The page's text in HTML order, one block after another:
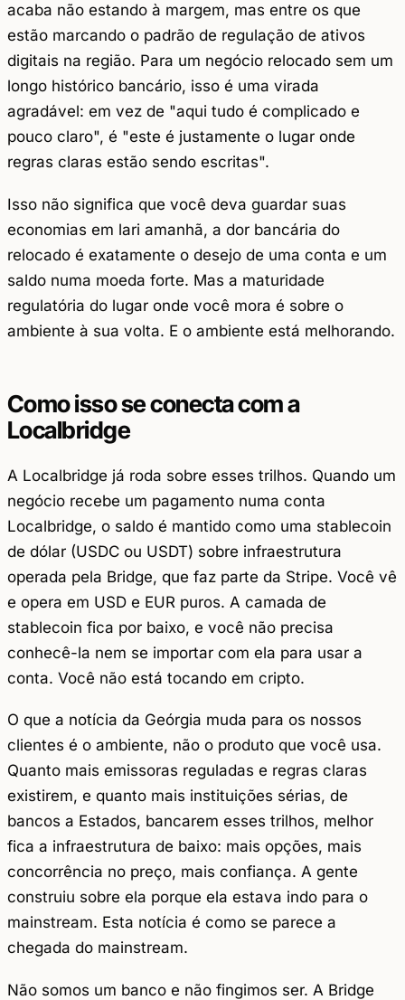
acaba não estando à margem, mas entre os que
estão marcando o padrão de regulação de ativos
digitais na região. Para um negócio relocado sem um
longo histórico bancário, isso é uma virada
agradável: em vez de "aqui tudo é complicado e
pouco claro", é "este é justamente o lugar onde
regras claras estão sendo escritas".
Isso não significa que você deva guardar suas
economias em lari amanhã, a dor bancária do
relocado é exatamente o desejo de uma conta e um
saldo numa moeda forte. Mas a maturidade
regulatória do lugar onde você mora é sobre o
ambiente à sua volta. E o ambiente está melhorando.
Como isso se conecta com a
Localbridge
A Localbridge já roda sobre esses trilhos. Quando um
negócio recebe um pagamento numa conta
Localbridge, o saldo é mantido como uma stablecoin
de dólar (USDC ou USDT) sobre infraestrutura
operada pela Bridge, que faz parte da Stripe. Você vê
e opera em USD e EUR puros. A camada de
stablecoin fica por baixo, e você não precisa
conhecê-la nem se importar com ela para usar a
conta. Você não está tocando em cripto.
O que a notícia da Geórgia muda para os nossos
clientes é o ambiente, não o produto que você usa.
Quanto mais emissoras reguladas e regras claras
existirem, e quanto mais instituições sérias, de
bancos a Estados, bancarem esses trilhos, melhor
fica a infraestrutura de baixo: mais opções, mais
concorrência no preço, mais confiança. A gente
construiu sobre ela porque ela estava indo para o
mainstream. Esta notícia é como se parece a
chegada do mainstream.
Não somos um banco e não fingimos ser. A Bridge